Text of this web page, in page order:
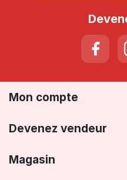
Mon compte
Devenez vendeur
Magasin